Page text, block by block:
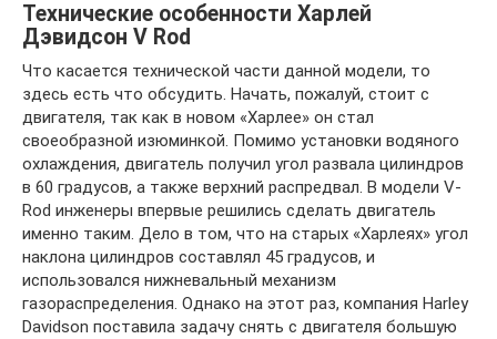
Технические особенности Харлей
Дэвидсон V Rod
Что касается технической части данной модели, то
здесь есть что обсудить. Начать, пожалуй, стоит с
двигателя, так как в новом «Харлее» он стал
своеобразной изюминкой. Помимо установки водяного
охлаждения, двигатель получил угол развала цилиндров
в 60 градусов, а также верхний распредвал. В модели V-
Rod инженеры впервые решились сделать двигатель
именно таким. Дело в том, что на старых «Харлеях» угол
наклона цилиндров составлял 45 градусов, и
использовался нижневальный механизм
газораспределения. Однако на этот раз, компания Harley
Davidson поставила задачу снять с двигателя большую